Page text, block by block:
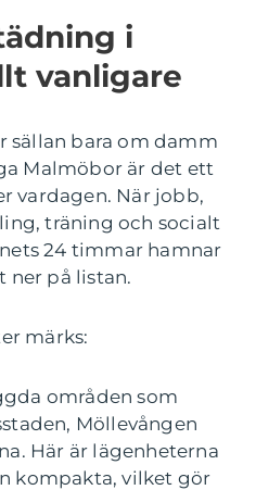
i
vanligare
sällan bara om damm
Malmöbor är det ett
vardagen. När jobb,
träning och socialt
24 timmar hamnar
ner på listan.
märks:
områden som
Möllevången
Här är lägenheterna
kompakta, vilket gör